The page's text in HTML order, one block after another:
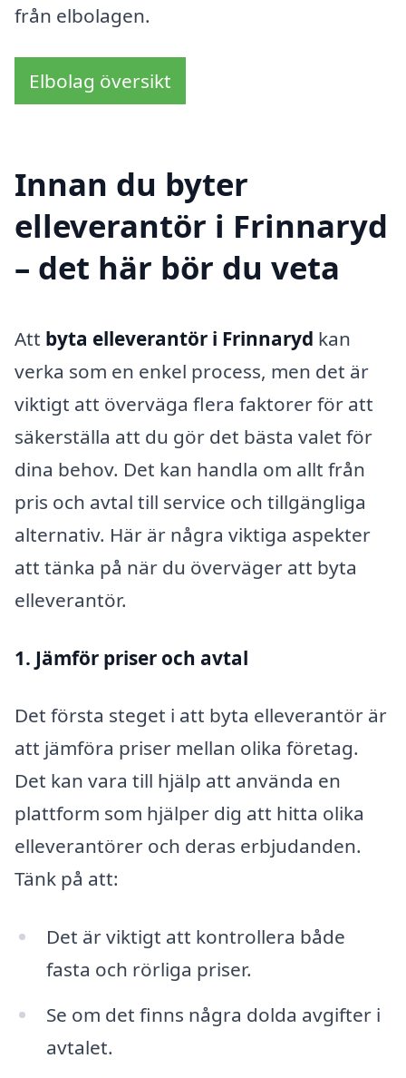
från elbolagen.
Elbolag översikt
Innan du byter
elleverantör i Frinnaryd
– det här bör du veta
Att byta elleverantör i Frinnaryd kan
verka som en enkel process, men det är
viktigt att överväga flera faktorer för att
säkerställa att du gör det bästa valet för
dina behov. Det kan handla om allt från
pris och avtal till service och tillgängliga
alternativ. Här är några viktiga aspekter
att tänka på när du överväger att byta
elleverantör.
1. Jämför priser och avtal
Det första steget i att byta elleverantör är
att jämföra priser mellan olika företag.
Det kan vara till hjälp att använda en
plattform som hjälper dig att hitta olika
elleverantörer och deras erbjudanden.
Tänk på att:
Det är viktigt att kontrollera både
fasta och rörliga priser.
Se om det finns några dolda avgifter i
avtalet.